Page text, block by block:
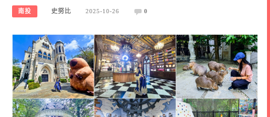
南投 史努比 2025-10-26 0